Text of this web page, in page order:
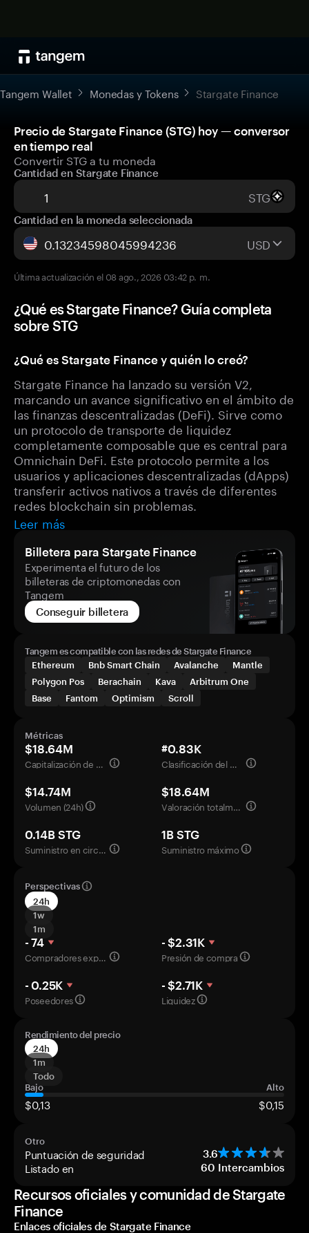
Tangem Wallet Monedas y Tokens Stargate Finance
Precio de Stargate Finance (STG) hoy — conversor
en tiempo real
Convertir STG a tu moneda
Cantidad en Stargate Finance
STG
Cantidad en la moneda seleccionada
USD
Última actualización el 08 ago., 2026 03:42 p. m.
¿Qué es Stargate Finance? Guía completa
sobre STG
¿Qué es Stargate Finance y quién lo creó?
Stargate Finance ha lanzado su versión V2,
marcando un avance significativo en el ámbito de
las finanzas descentralizadas (DeFi). Sirve como
un protocolo de transporte de liquidez
completamente composable que es central para
Omnichain DeFi. Este protocolo permite a los
usuarios y aplicaciones descentralizadas (dApps)
transferir activos nativos a través de diferentes
redes blockchain sin problemas.
Leer más
Billetera para Stargate Finance
Experimenta el futuro de los
billeteras de criptomonedas con
Tangem
Conseguir billetera
Tangem es compatible con las redes de Stargate Finance
Ethereum
Bnb Smart Chain Avalanche
Mantle
Polygon Pos
Berachain Kava
Arbitrum One
Base
Fantom Optimism Scroll
Métricas
$18.64M
Capitalización de mercado
#0.83K
Clasificación del mercado
$14.74M
Volumen (24h)
$18.64M
Valoración totalmente diluida
0.14B STG
Suministro en circulación
1B STG
Suministro máximo
Perspectivas
24h
1w
1m
- 74
Compradores experimentados
- $2.31K
Presión de compra
- 0.25K
Poseedores
- $2.71K
Liquidez
Rendimiento del precio
24h
1m
Todo
Bajo
Alto
$0,13 $0,15
Otro
Puntuación de seguridad 3.6
Listado en 60 Intercambios
Recursos oficiales y comunidad de Stargate
Finance
Enlaces oficiales de Stargate Finance